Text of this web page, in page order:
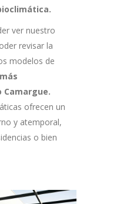
ver nuestro
revisar la
modelos de
Camargue.
ofrecen un
y atemporal,
o bien